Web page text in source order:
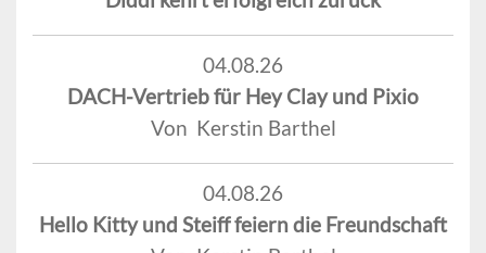
04.08.26
DACH-Vertrieb für Hey Clay und Pixio
Von Kerstin Barthel
04.08.26
Hello Kitty und Steiff feiern die Freundschaft